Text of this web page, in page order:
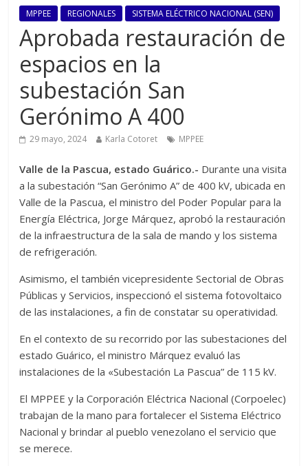
MPPEE REGIONALES SISTEMA ELÉCTRICO NACIONAL (SEN)
Aprobada restauración de
espacios en la
subestación San
Gerónimo A 400
29 mayo, 2024 Karla Cotoret MPPEE
Valle de la Pascua, estado Guárico.- Durante una visita
a la subestación “San Gerónimo A” de 400 kV, ubicada en
Valle de la Pascua, el ministro del Poder Popular para la
Energía Eléctrica, Jorge Márquez, aprobó la restauración
de la infraestructura de la sala de mando y los sistema
de refrigeración.
Asimismo, el también vicepresidente Sectorial de Obras
Públicas y Servicios, inspeccionó el sistema fotovoltaico
de las instalaciones, a fin de constatar su operatividad.
En el contexto de su recorrido por las subestaciones del
estado Guárico, el ministro Márquez evaluó las
instalaciones de la «Subestación La Pascua” de 115 kV.
El MPPEE y la Corporación Eléctrica Nacional (Corpoelec)
trabajan de la mano para fortalecer el Sistema Eléctrico
Nacional y brindar al pueblo venezolano el servicio que
se merece.